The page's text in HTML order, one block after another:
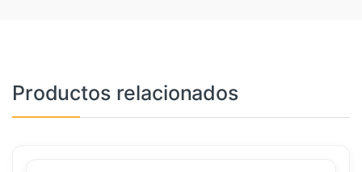
Productos relacionados